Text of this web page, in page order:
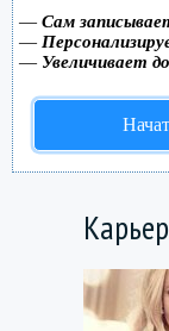
— Сам
—
— Увеличивает